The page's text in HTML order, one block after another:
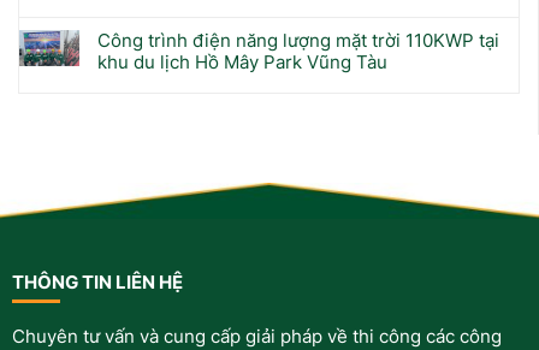
Công trình điện năng lượng mặt trời 110KWP tại
khu du lịch Hồ Mây Park Vũng Tàu
THÔNG TIN LIÊN HỆ
Chuyên tư vấn và cung cấp giải pháp về thi công các công